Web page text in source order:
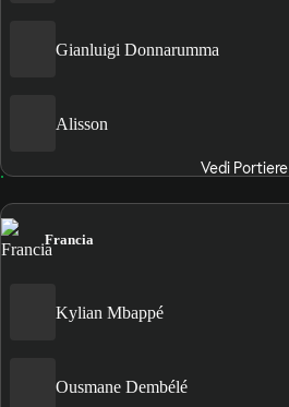
Gianluigi Donnarumma
Alisson
Vedi Portiere
Francia
Kylian Mbappé
Ousmane Dembélé